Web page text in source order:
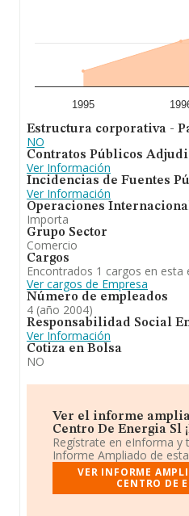
1995
Estructura corporativa -
NO
Contratos Públicos
Ver Información
Incidencias de Fuentes
Ver Información
Operaciones
Importa
Grupo Sector
Comercio
Cargos
Encontrados 1 cargos en esta
Ver cargos de Empresa
Número de empleados
4 (año 2004)
Responsabilidad Social
Ver Información
Cotiza en Bolsa
NO
Ver el informe
Centro De Energia Sl
Regístrate en eInforma y
Informe Ampliado de
VER INFORME
CENTRO DE